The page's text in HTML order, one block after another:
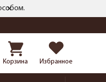
Корзина Избранное